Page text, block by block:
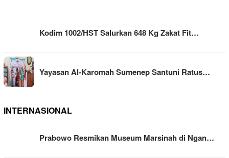
Kodim 1002/HST Salurkan 648 Kg Zakat Fit…
Yayasan Al-Karomah Sumenep Santuni Ratus…
INTERNASIONAL
Prabowo Resmikan Museum Marsinah di Ngan…